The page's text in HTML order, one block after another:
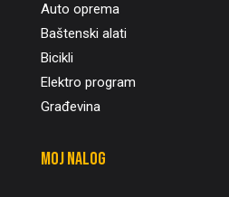
Auto oprema
Baštenski alati
Bicikli
Elektro program
Građevina
Moj nalog